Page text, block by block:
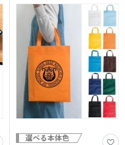
す。印刷面が見えやすい透明なデザイン
袋に入れてのお届け。企業名やロゴを印
刷すれば、PR効果の高いノベルティと
してイベントやキャンペーンで配布でき
ます。紐付きで持ちやすいので、屋外イ
ベントやスポーツ大会でも活躍する商品
です。ポストインできるサイズなのも嬉
しいですね。